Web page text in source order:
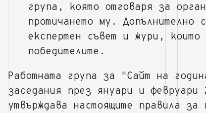
група, която отговаря за
протичането му. Допълнително
експертен съвет и жури, които
победителите.
Работната група за "Сайт на
заседания през януари и
утвърждава настоящите правила за